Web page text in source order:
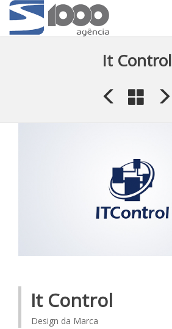
It Control
It Control
Design da Marca